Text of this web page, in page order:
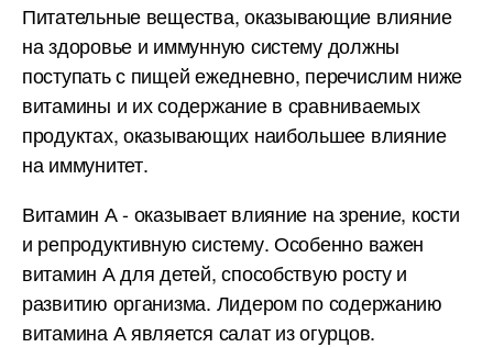
Питательные вещества, оказывающие влияние
на здоровье и иммунную систему должны
поступать с пищей ежедневно, перечислим ниже
витамины и их содержание в сравниваемых
продуктах, оказывающих наибольшее влияние
на иммунитет.
Витамин А - оказывает влияние на зрение, кости
и репродуктивную систему. Особенно важен
витамин А для детей, способствую росту и
развитию организма. Лидером по содержанию
витамина А является салат из огурцов.